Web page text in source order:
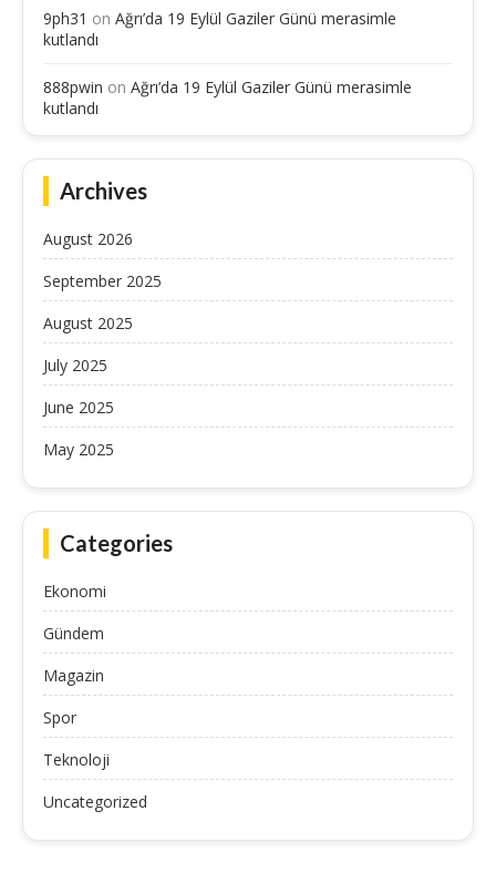
9ph31 on Ağrı’da 19 Eylül Gaziler Günü merasimle
kutlandı
888pwin on Ağrı’da 19 Eylül Gaziler Günü merasimle
kutlandı
Archives
August 2026
September 2025
August 2025
July 2025
June 2025
May 2025
Categories
Ekonomi
Gündem
Magazin
Spor
Teknoloji
Uncategorized